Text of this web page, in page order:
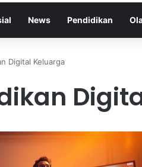
News Pendidikan
Digital Keluarga